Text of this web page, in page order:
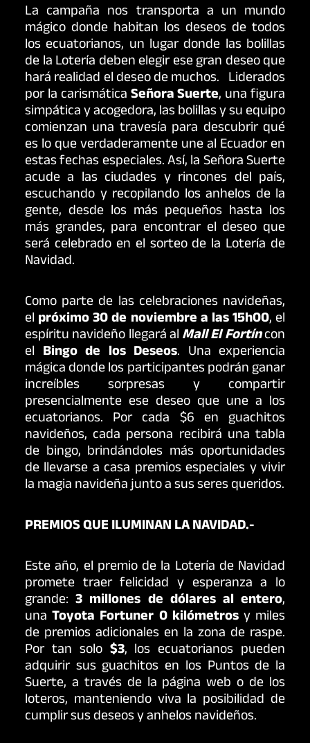
La campaña nos transporta a un mundo
mágico donde habitan los deseos de todos
los ecuatorianos, un lugar donde las bolillas
de la Lotería deben elegir ese gran deseo que
hará realidad el deseo de muchos. Liderados
por la carismáticaSeñora Suerte, una figura
simpática y acogedora, las bolillas y su equipo
comienzan una travesía para descubrir qué
es lo que verdaderamente une al Ecuador en
estas fechas especiales. Así, la Señora Suerte
acude a las ciudades y rincones del país,
escuchando y recopilando los anhelos de la
gente, desde los más pequeños hasta los
más grandes, para encontrar el deseo que
será celebrado en el sorteo de la Lotería de
Navidad.
Como parte de las celebraciones navideñas,
el próximo 30 de noviembre a las 15h00, el
espíritu navideño llegará alMall El Fortíncon
el Bingo de los Deseos. Una experiencia
mágica donde los participantes podrán ganar
increíbles sorpresas y compartir
presencialmente ese deseo que une a los
ecuatorianos. Por cada $6 en guachitos
navideños, cada persona recibirá una tabla
de bingo, brindándoles más oportunidades
de llevarse a casa premios especiales y vivir
la magia navideña junto a sus seres queridos.
PREMIOS QUE ILUMINAN LA NAVIDAD.-
Este año, el premio de la Lotería de Navidad
promete traer felicidad y esperanza a lo
grande:3 millones de dólares al entero,
unaToyota Fortuner 0 kilómetrosy miles
de premios adicionales en la zona de raspe.
Por tan solo $3, los ecuatorianos pueden
adquirir sus guachitos en los Puntos de la
Suerte, a través de la página web o de los
loteros, manteniendo viva la posibilidad de
cumplir sus deseos y anhelos navideños.